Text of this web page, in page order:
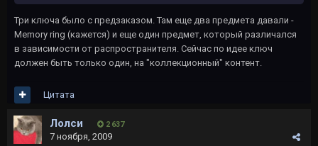
Три ключа было с предзаказом. Там еще два предмета давали -
Memory ring (кажется) и еще один предмет, который различался
в зависимости от распространителя. Сейчас по идее ключ
должен быть только один, на "коллекционный" контент.
Цитата
Лолси 2 637
7 ноября, 2009